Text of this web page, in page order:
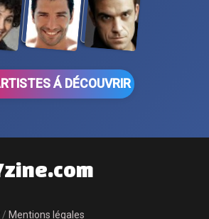
Á DÉCOUVRIR
/ Mentions légales